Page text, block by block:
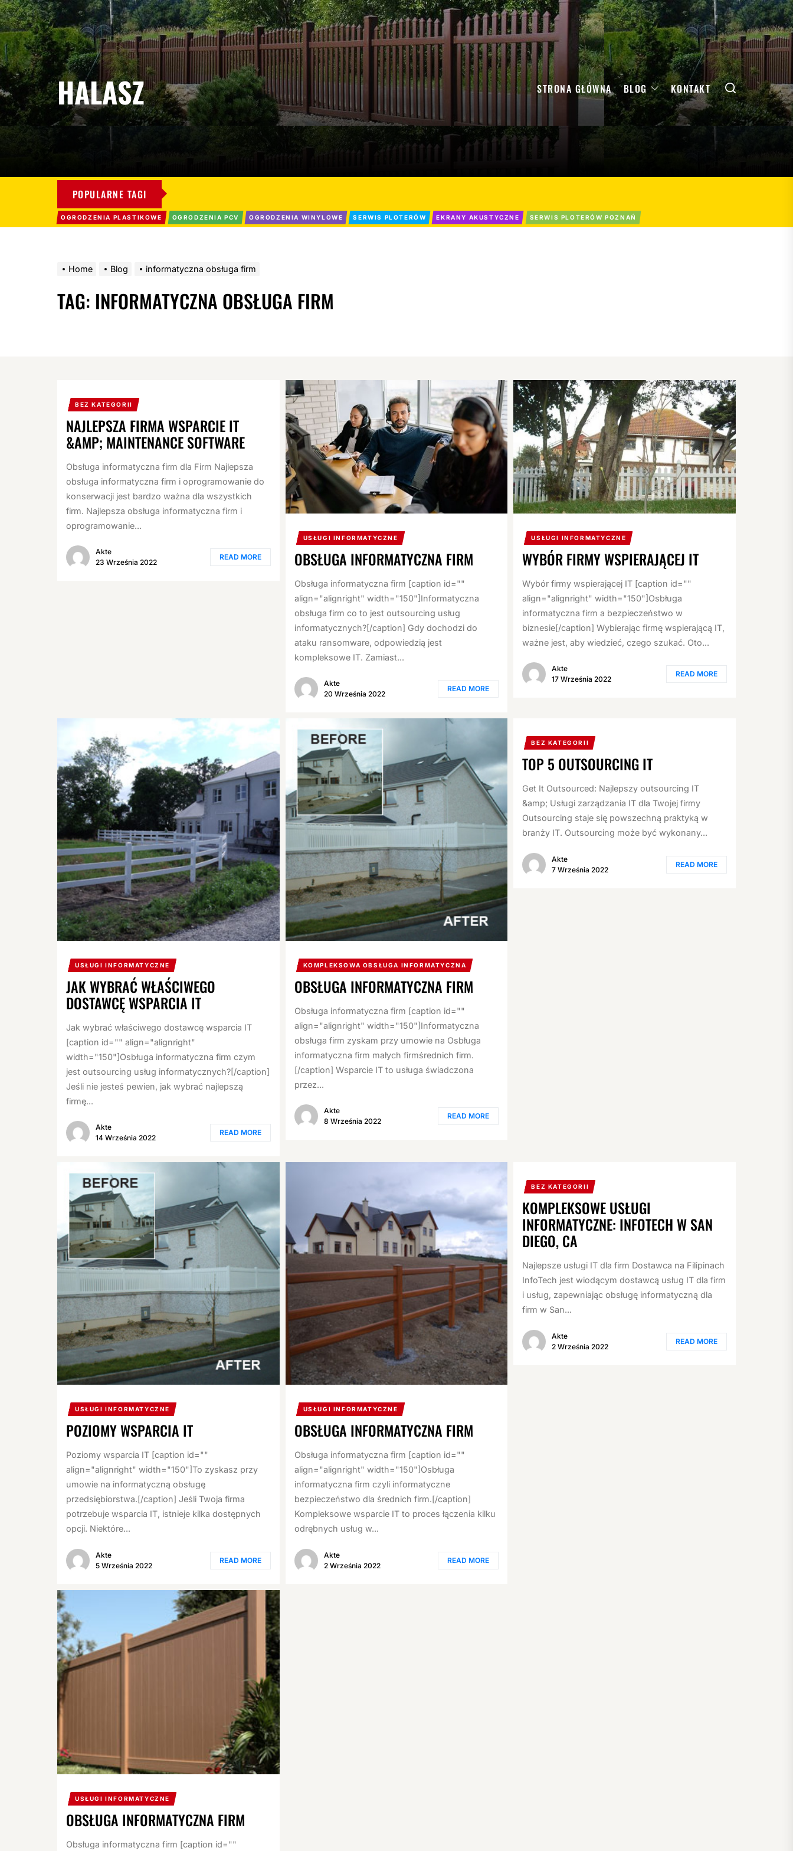
HALASZ STRONA GŁÓWNA BLOG KONTAKT Search
POPULARNE TAGI
OGRODZENIA PLASTIKOWE OGRODZENIA PCV OGRODZENIA WINYLOWE SERWIS PLOTERÓW EKRANY AKUSTYCZNE SERWIS PLOTERÓW POZNAŃ
Home Blog informatyczna obsługa firm
TAG: INFORMATYCZNA OBSŁUGA FIRM
BEZ KATEGORII
NAJLEPSZA FIRMA WSPARCIE IT
&AMP; MAINTENANCE SOFTWARE
Obsługa informatyczna firm dla Firm Najlepsza
obsługa informatyczna firm i oprogramowanie do
konserwacji jest bardzo ważna dla wszystkich
firm. Najlepsza obsługa informatyczna firm i
oprogramowanie...
Akte
23 Września 2022
READ MORE
USŁUGI INFORMATYCZNE
OBSŁUGA INFORMATYCZNA FIRM
Obsługa informatyczna firm [caption id=""
align="alignright" width="150"]Informatyczna
obsługa firm co to jest outsourcing usług
informatycznych?[/caption] Gdy dochodzi do
ataku ransomware, odpowiedzią jest
kompleksowe IT. Zamiast...
Akte
20 Września 2022
READ MORE
USŁUGI INFORMATYCZNE
WYBÓR FIRMY WSPIERAJĄCEJ IT
Wybór firmy wspierającej IT [caption id=""
align="alignright" width="150"]Osbługa
informatyczna firm a bezpieczeństwo w
biznesie[/caption] Wybierając firmę wspierającą IT,
ważne jest, aby wiedzieć, czego szukać. Oto...
Akte
17 Września 2022
READ MORE
USŁUGI INFORMATYCZNE
JAK WYBRAĆ WŁAŚCIWEGO
DOSTAWCĘ WSPARCIA IT
Jak wybrać właściwego dostawcę wsparcia IT
[caption id="" align="alignright"
width="150"]Osbługa informatyczna firm czym
jest outsourcing usług informatycznych?[/caption]
Jeśli nie jesteś pewien, jak wybrać najlepszą
firmę...
Akte
14 Września 2022
READ MORE
KOMPLEKSOWA OBSŁUGA INFORMATYCZNA
OBSŁUGA INFORMATYCZNA FIRM
Obsługa informatyczna firm [caption id=""
align="alignright" width="150"]Informatyczna
obsługa firm zyskam przy umowie na Osbługa
informatyczna firm małych firmśrednich firm.
[/caption] Wsparcie IT to usługa świadczona
przez...
Akte
8 Września 2022
READ MORE
BEZ KATEGORII
TOP 5 OUTSOURCING IT
Get It Outsourced: Najlepszy outsourcing IT
&amp; Usługi zarządzania IT dla Twojej firmy
Outsourcing staje się powszechną praktyką w
branży IT. Outsourcing może być wykonany...
Akte
7 Września 2022
READ MORE
USŁUGI INFORMATYCZNE
POZIOMY WSPARCIA IT
Poziomy wsparcia IT [caption id=""
align="alignright" width="150"]To zyskasz przy
umowie na informatyczną obsługę
przedsiębiorstwa.[/caption] Jeśli Twoja firma
potrzebuje wsparcia IT, istnieje kilka dostępnych
opcji. Niektóre...
Akte
5 Września 2022
READ MORE
USŁUGI INFORMATYCZNE
OBSŁUGA INFORMATYCZNA FIRM
Obsługa informatyczna firm [caption id=""
align="alignright" width="150"]Osbługa
informatyczna firm czyli informatyczne
bezpieczeństwo dla średnich firm.[/caption]
Kompleksowe wsparcie IT to proces łączenia kilku
odrębnych usług w...
Akte
2 Września 2022
READ MORE
BEZ KATEGORII
KOMPLEKSOWE USŁUGI
INFORMATYCZNE: INFOTECH W SAN
DIEGO, CA
Najlepsze usługi IT dla firm Dostawca na Filipinach
InfoTech jest wiodącym dostawcą usług IT dla firm
i usług, zapewniając obsługę informatyczną dla
firm w San...
Akte
2 Września 2022
READ MORE
USŁUGI INFORMATYCZNE
OBSŁUGA INFORMATYCZNA FIRM
Obsługa informatyczna firm [caption id=""